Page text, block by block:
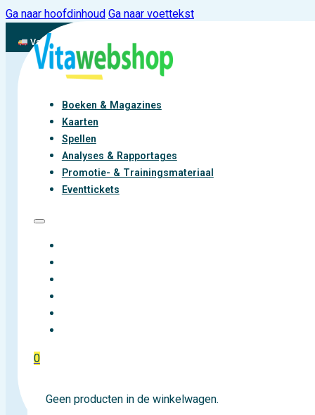
Ga naar hoofdinhoud Ga naar voettekst
Vandaag besteld, binnen 2-3 werkdagen aan de slag met vitaliteit
Boeken & Magazines
Kaarten
Spellen
Analyses & Rapportages
Promotie- & Trainingsmateriaal
Eventtickets
0
Geen producten in de winkelwagen.